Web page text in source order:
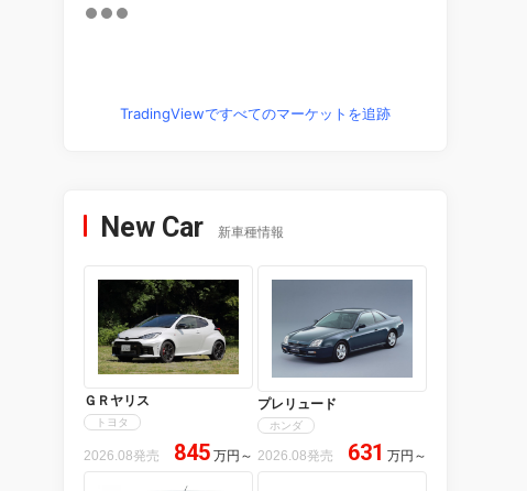
TradingViewですべてのマーケットを追跡
New Car 新車種情報
ＧＲヤリス
トヨタ
2026.08発売 845 万円 ～
プレリュード
ホンダ
2026.08発売 631 万円 ～